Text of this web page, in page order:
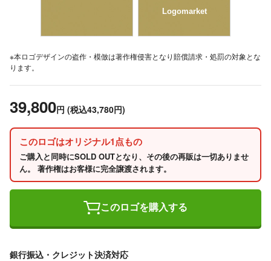
Logomarket
※本ロゴデザインの盗作・模倣は著作権侵害となり賠償請求・処罰の対象とな
ります。
39,800円 (税込43,780円)
このロゴはオリジナル1点もの
ご購入と同時にSOLD OUTとなり、その後の再販は一切ありませ
ん。 著作権はお客様に完全譲渡されます。
このロゴを購入する
銀行振込・クレジット決済対応